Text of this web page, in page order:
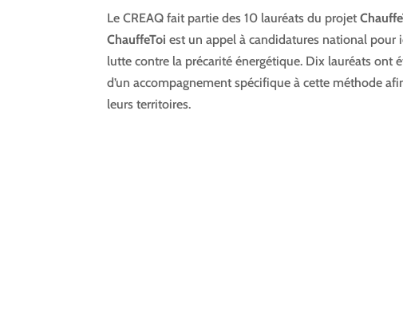
Le CREAQ fait partie des 10 lauréats du projet
ChauffeToiest un appel à candidatures national pour
lutte contre la précarité énergétique. Dix lauréats ont
d’un accompagnement spécifique à cette méthode
leurs territoires.